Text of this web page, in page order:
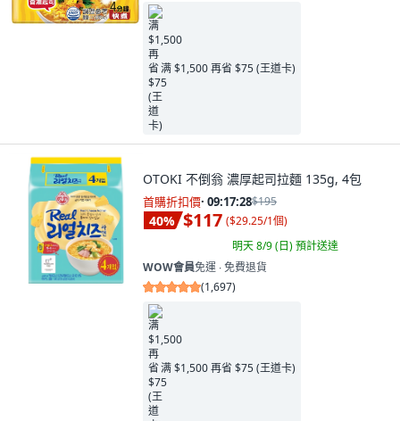
满 $1,500 再省 $75 (王道卡)
OTOKI 不倒翁 濃厚起司拉麵 135g, 4包
首購折扣價· 09:17:26$195
40% $117 ($29.25/1個)
明天 8/9 (日)預計送達
WOW會員免運 ∙ 免費退貨
(1,697)
满 $1,500 再省 $75 (王道卡)